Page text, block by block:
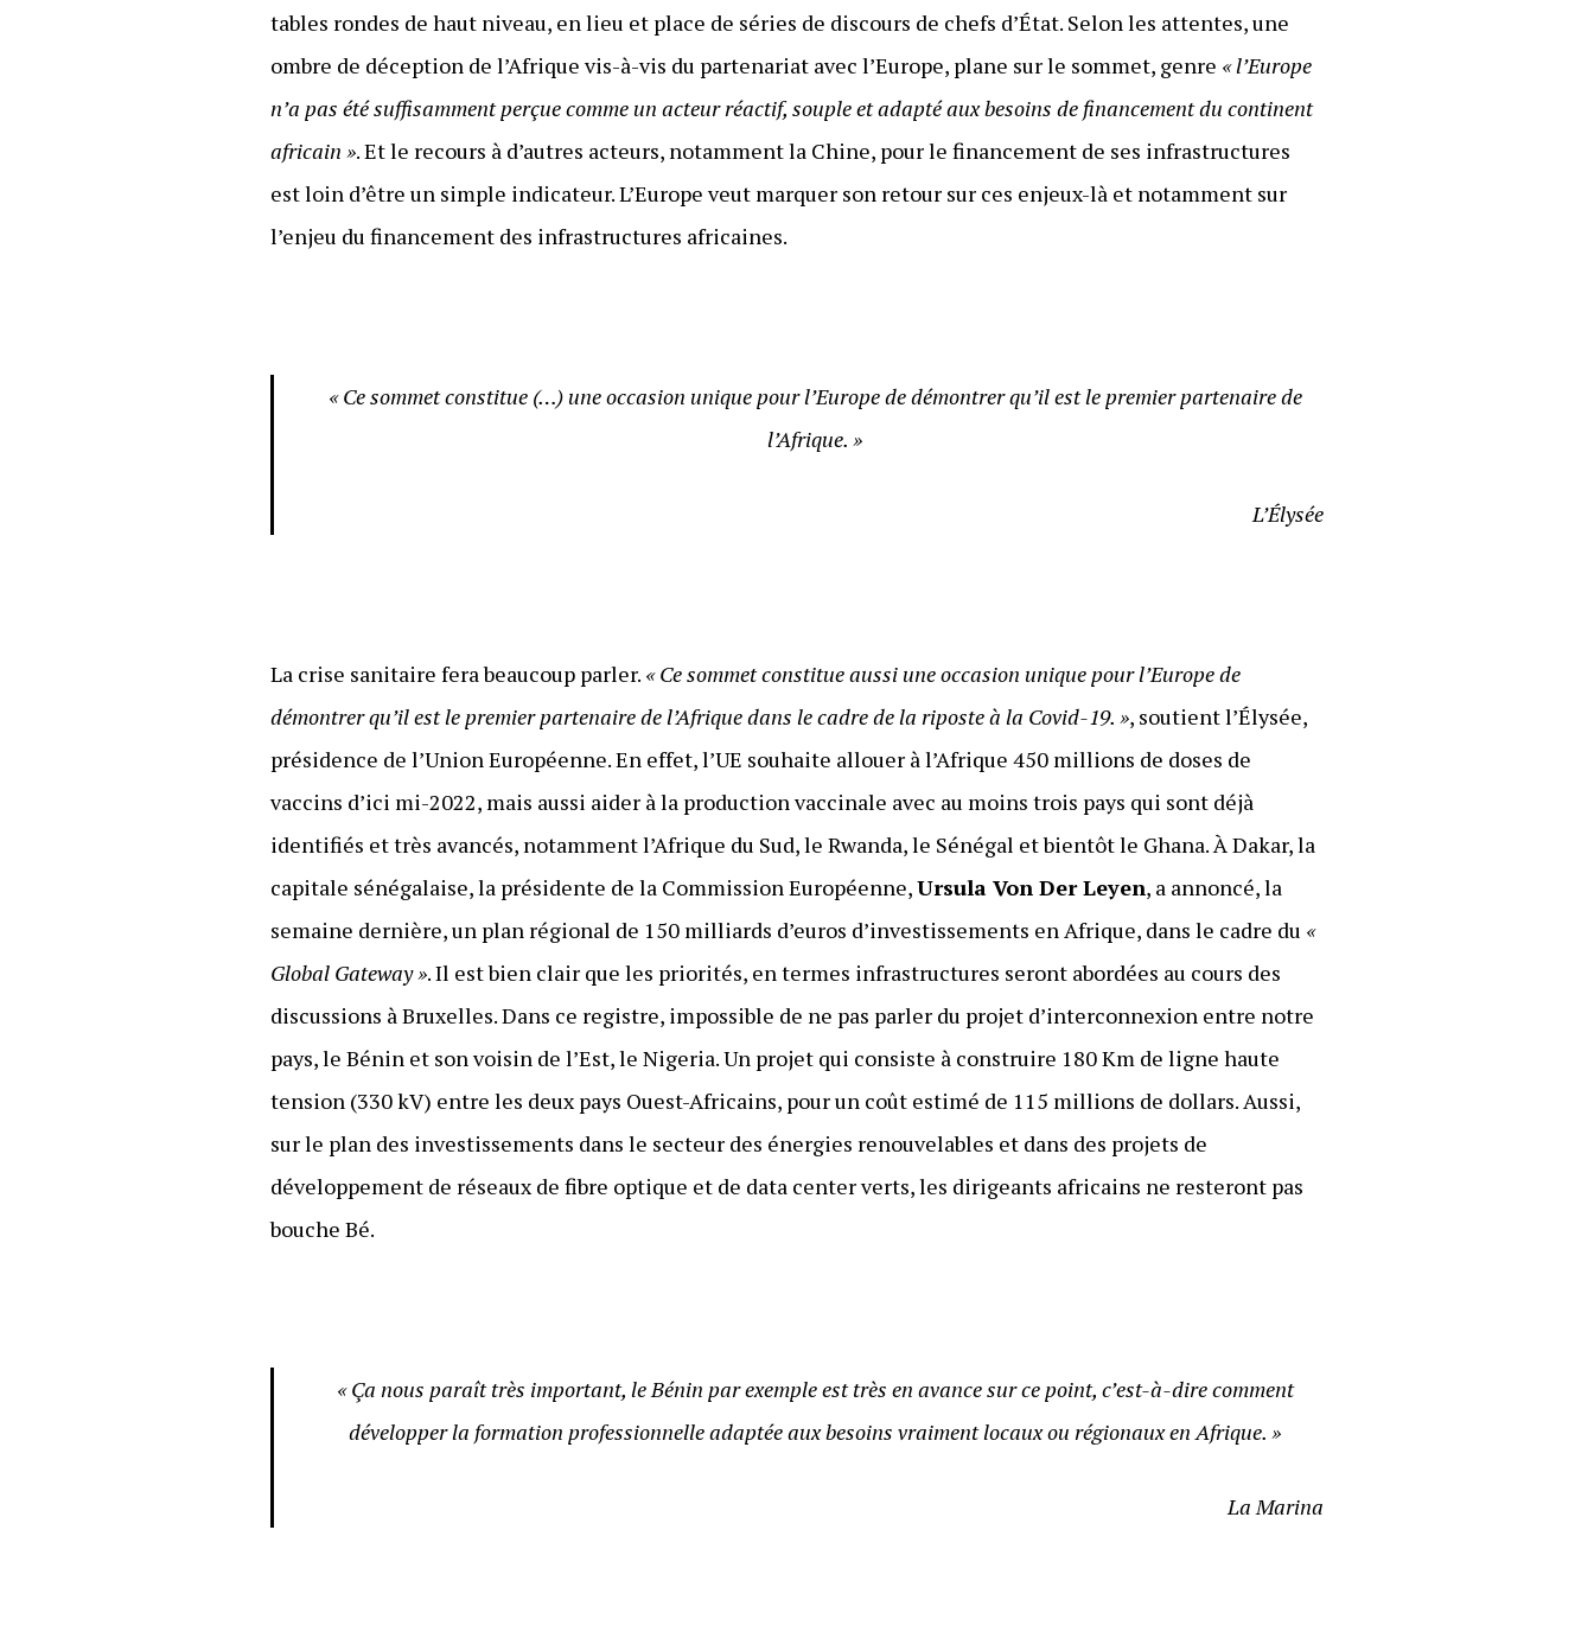
tables rondes de haut niveau, en lieu et place de séries de discours de chefs d’État. Selon les attentes, une
ombre de déception de l’Afrique vis-à-vis du partenariat avec l’Europe, plane sur le sommet, genre « l’Europe
n’a pas été suffisamment perçue comme un acteur réactif, souple et adapté aux besoins de financement du continent
africain ». Et le recours à d’autres acteurs, notamment la Chine, pour le financement de ses infrastructures
est loin d’être un simple indicateur. L’Europe veut marquer son retour sur ces enjeux-là et notamment sur
l’enjeu du financement des infrastructures africaines.
« Ce sommet constitue (…) une occasion unique pour l’Europe de démontrer qu’il est le premier partenaire de
l’Afrique. »
L’Élysée
La crise sanitaire fera beaucoup parler. « Ce sommet constitue aussi une occasion unique pour l’Europe de
démontrer qu’il est le premier partenaire de l’Afrique dans le cadre de la riposte à la Covid-19. », soutient l’Élysée,
présidence de l’Union Européenne. En effet, l’UE souhaite allouer à l’Afrique 450 millions de doses de
vaccins d’ici mi-2022, mais aussi aider à la production vaccinale avec au moins trois pays qui sont déjà
identifiés et très avancés, notamment l’Afrique du Sud, le Rwanda, le Sénégal et bientôt le Ghana. À Dakar, la
capitale sénégalaise, la présidente de la Commission Européenne,Ursula Von Der Leyen, a annoncé, la
semaine dernière, un plan régional de 150 milliards d’euros d’investissements en Afrique, dans le cadre du «
Global Gateway ». Il est bien clair que les priorités, en termes infrastructures seront abordées au cours des
discussions à Bruxelles. Dans ce registre, impossible de ne pas parler du projet d’interconnexion entre notre
pays, le Bénin et son voisin de l’Est, le Nigeria. Un projet qui consiste à construire 180 Km de ligne haute
tension (330 kV) entre les deux pays Ouest-Africains, pour un coût estimé de 115 millions de dollars. Aussi,
sur le plan des investissements dans le secteur des énergies renouvelables et dans des projets de
développement de réseaux de fibre optique et de data center verts, les dirigeants africains ne resteront pas
bouche Bé.
« Ça nous paraît très important, le Bénin par exemple est très en avance sur ce point, c’est-à-dire comment
développer la formation professionnelle adaptée aux besoins vraiment locaux ou régionaux en Afrique. »
La Marina